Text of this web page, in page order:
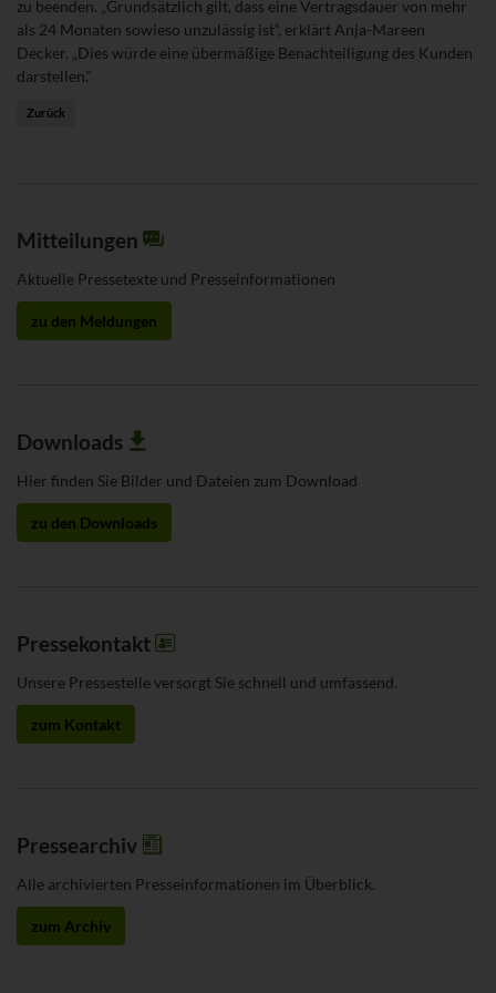
zu beenden. „Grundsätzlich gilt, dass eine Vertragsdauer von mehr
als 24 Monaten sowieso unzulässig ist“, erklärt Anja-Mareen
Decker. „Dies würde eine übermäßige Benachteiligung des Kunden
darstellen.“
Zurück
Mitteilungen
Aktuelle Pressetexte und Presseinformationen
zu den Meldungen
Downloads
Hier finden Sie Bilder und Dateien zum Download
zu den Downloads
Pressekontakt
Unsere Pressestelle versorgt Sie schnell und umfassend.
zum Kontakt
Pressearchiv
Alle archivierten Presseinformationen im Überblick.
zum Archiv